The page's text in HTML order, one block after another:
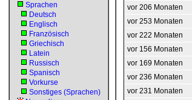
Sprachen
Deutsch
Englisch
Französisch
Griechisch
Latein
Russisch
Spanisch
Vorkurse
Sonstiges (Sprachen)
vor 206 Monaten
vor 253 Monaten
vor 222 Monaten
vor 156 Monaten
vor 169 Monaten
vor 236 Monaten
vor 231 Monaten